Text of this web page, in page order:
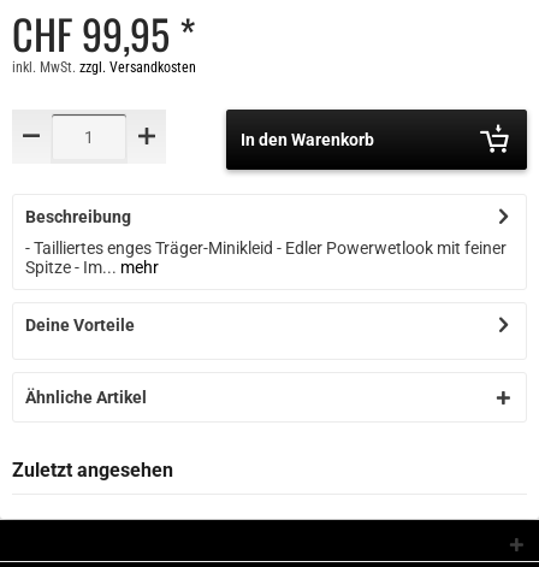
CHF 99,95 *
inkl. MwSt. zzgl. Versandkosten
In den Warenkorb
Beschreibung
- Tailliertes enges Träger-Minikleid - Edler Powerwetlook mit feiner
Spitze - Im... mehr
Deine Vorteile
Ähnliche Artikel
Zuletzt angesehen